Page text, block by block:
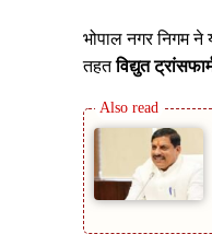
भोपाल नगर निगम
तहतविद्युत